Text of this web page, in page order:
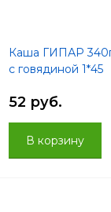
Каша ГИПАР
с говядиной 1*45
52 руб.
В корзину